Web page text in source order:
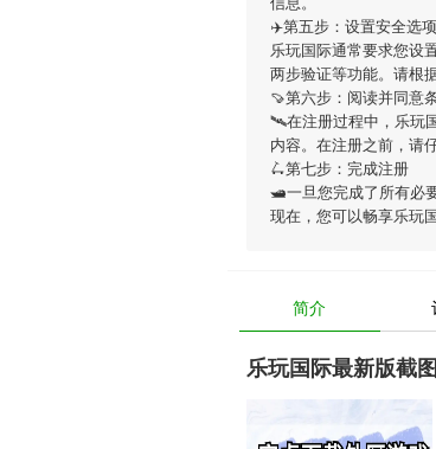
✈️第五步：设置安全选项
乐玩国际通常要求您设
两步验证等功能。请根
🍠第六步：阅读并同意
🛰在注册过程中， 乐玩
内容。在注册之前，请
🛴第七步：完成注册
🛥一旦您完成了所有必
现在，您可以畅享乐玩
简介
乐玩国际最新版截图